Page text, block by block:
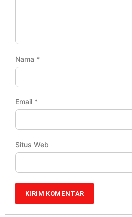
Nama *
Email *
Situs Web